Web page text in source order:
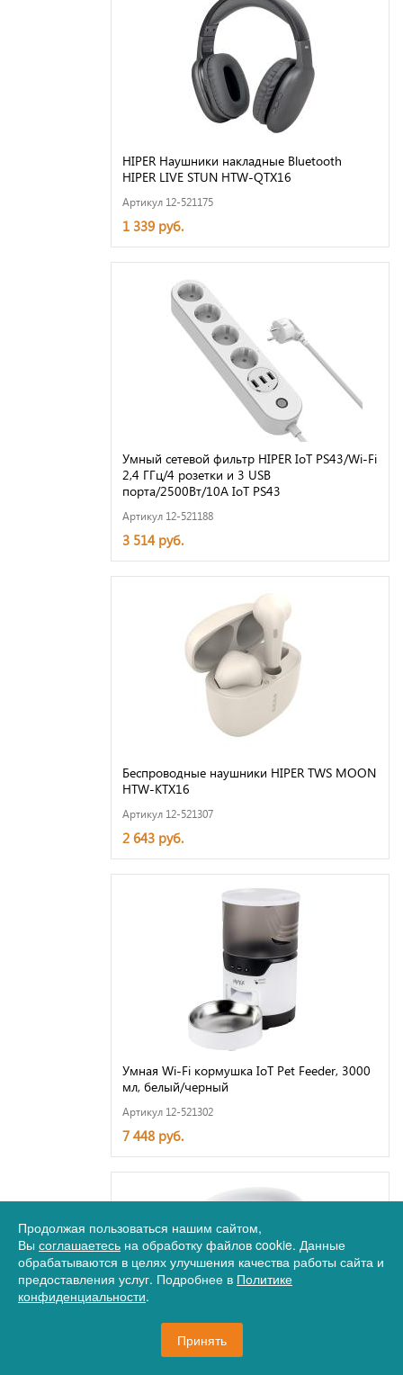
HIPER Наушники накладные Bluetooth
HIPER LIVE STUN HTW-QTX16
Артикул 12-521175
1 339 руб.
Умный сетевой фильтр HIPER IoT PS43/Wi-Fi
2,4 ГГц/4 розетки и 3 USB
порта/2500Вт/10А IoT PS43
Артикул 12-521188
3 514 руб.
Беспроводные наушники HIPER TWS MOON
HTW-KTX16
Артикул 12-521307
2 643 руб.
Умная Wi-Fi кормушка IoT Pet Feeder, 3000
мл, белый/черный
Артикул 12-521302
7 448 руб.
Продолжая пользоваться нашим сайтом,
Вы соглашаетесь на обработку файлов cookie. Данные
обрабатываются в целях улучшения качества работы сайта и
предоставления услуг. Подробнее в Политике
конфиденциальности.
Принять